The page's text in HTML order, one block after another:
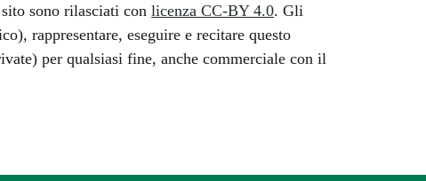
sono rilasciati con licenza CC-BY 4.0. Gli
rappresentare, eseguire e recitare questo
per qualsiasi fine, anche commerciale con il